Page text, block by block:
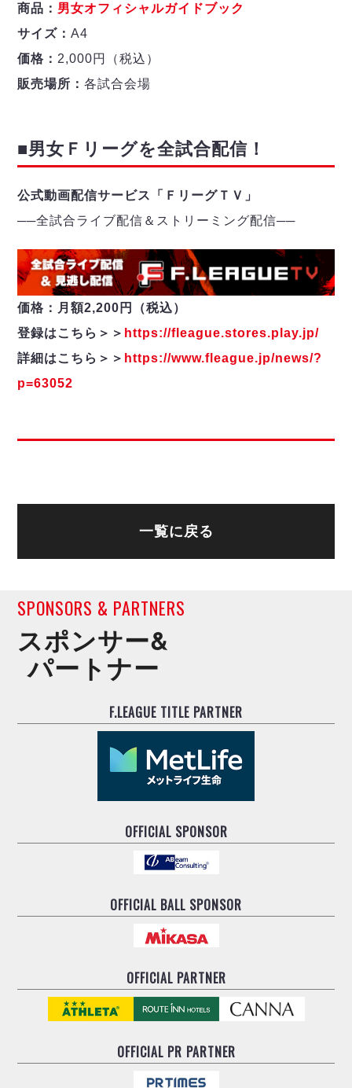
商品： 男女オフィシャルガイドブック
サイズ：A4
価格： 2,000円（税込）
販売場所：各試合会場
■男女Ｆリーグを全試合配信！
公式動画配信サービス「ＦリーグＴＶ」
──全試合ライブ配信＆ストリーミング配信──
価格：月額2,200円（税込）
登録はこちら＞＞ https://fleague.stores.play.jp/
詳細はこちら＞＞ https://www.fleague.jp/news/?
p=63052
一覧に戻る
SPONSORS & PARTNERS
スポンサー&
パートナー
F.LEAGUE TITLE PARTNER
OFFICIAL SPONSOR
OFFICIAL BALL SPONSOR
OFFICIAL PARTNER
OFFICIALPR PARTNER